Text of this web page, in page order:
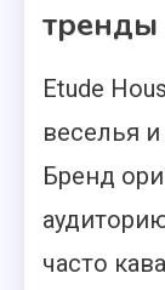
Etude
веселья
Бренд
часто